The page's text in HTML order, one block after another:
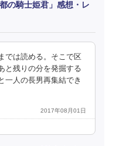
の騎士姫君」感想・レ
では読める。そこで区
と残りの分を発掘する
一人の長男再集結でき
2017年08月01日